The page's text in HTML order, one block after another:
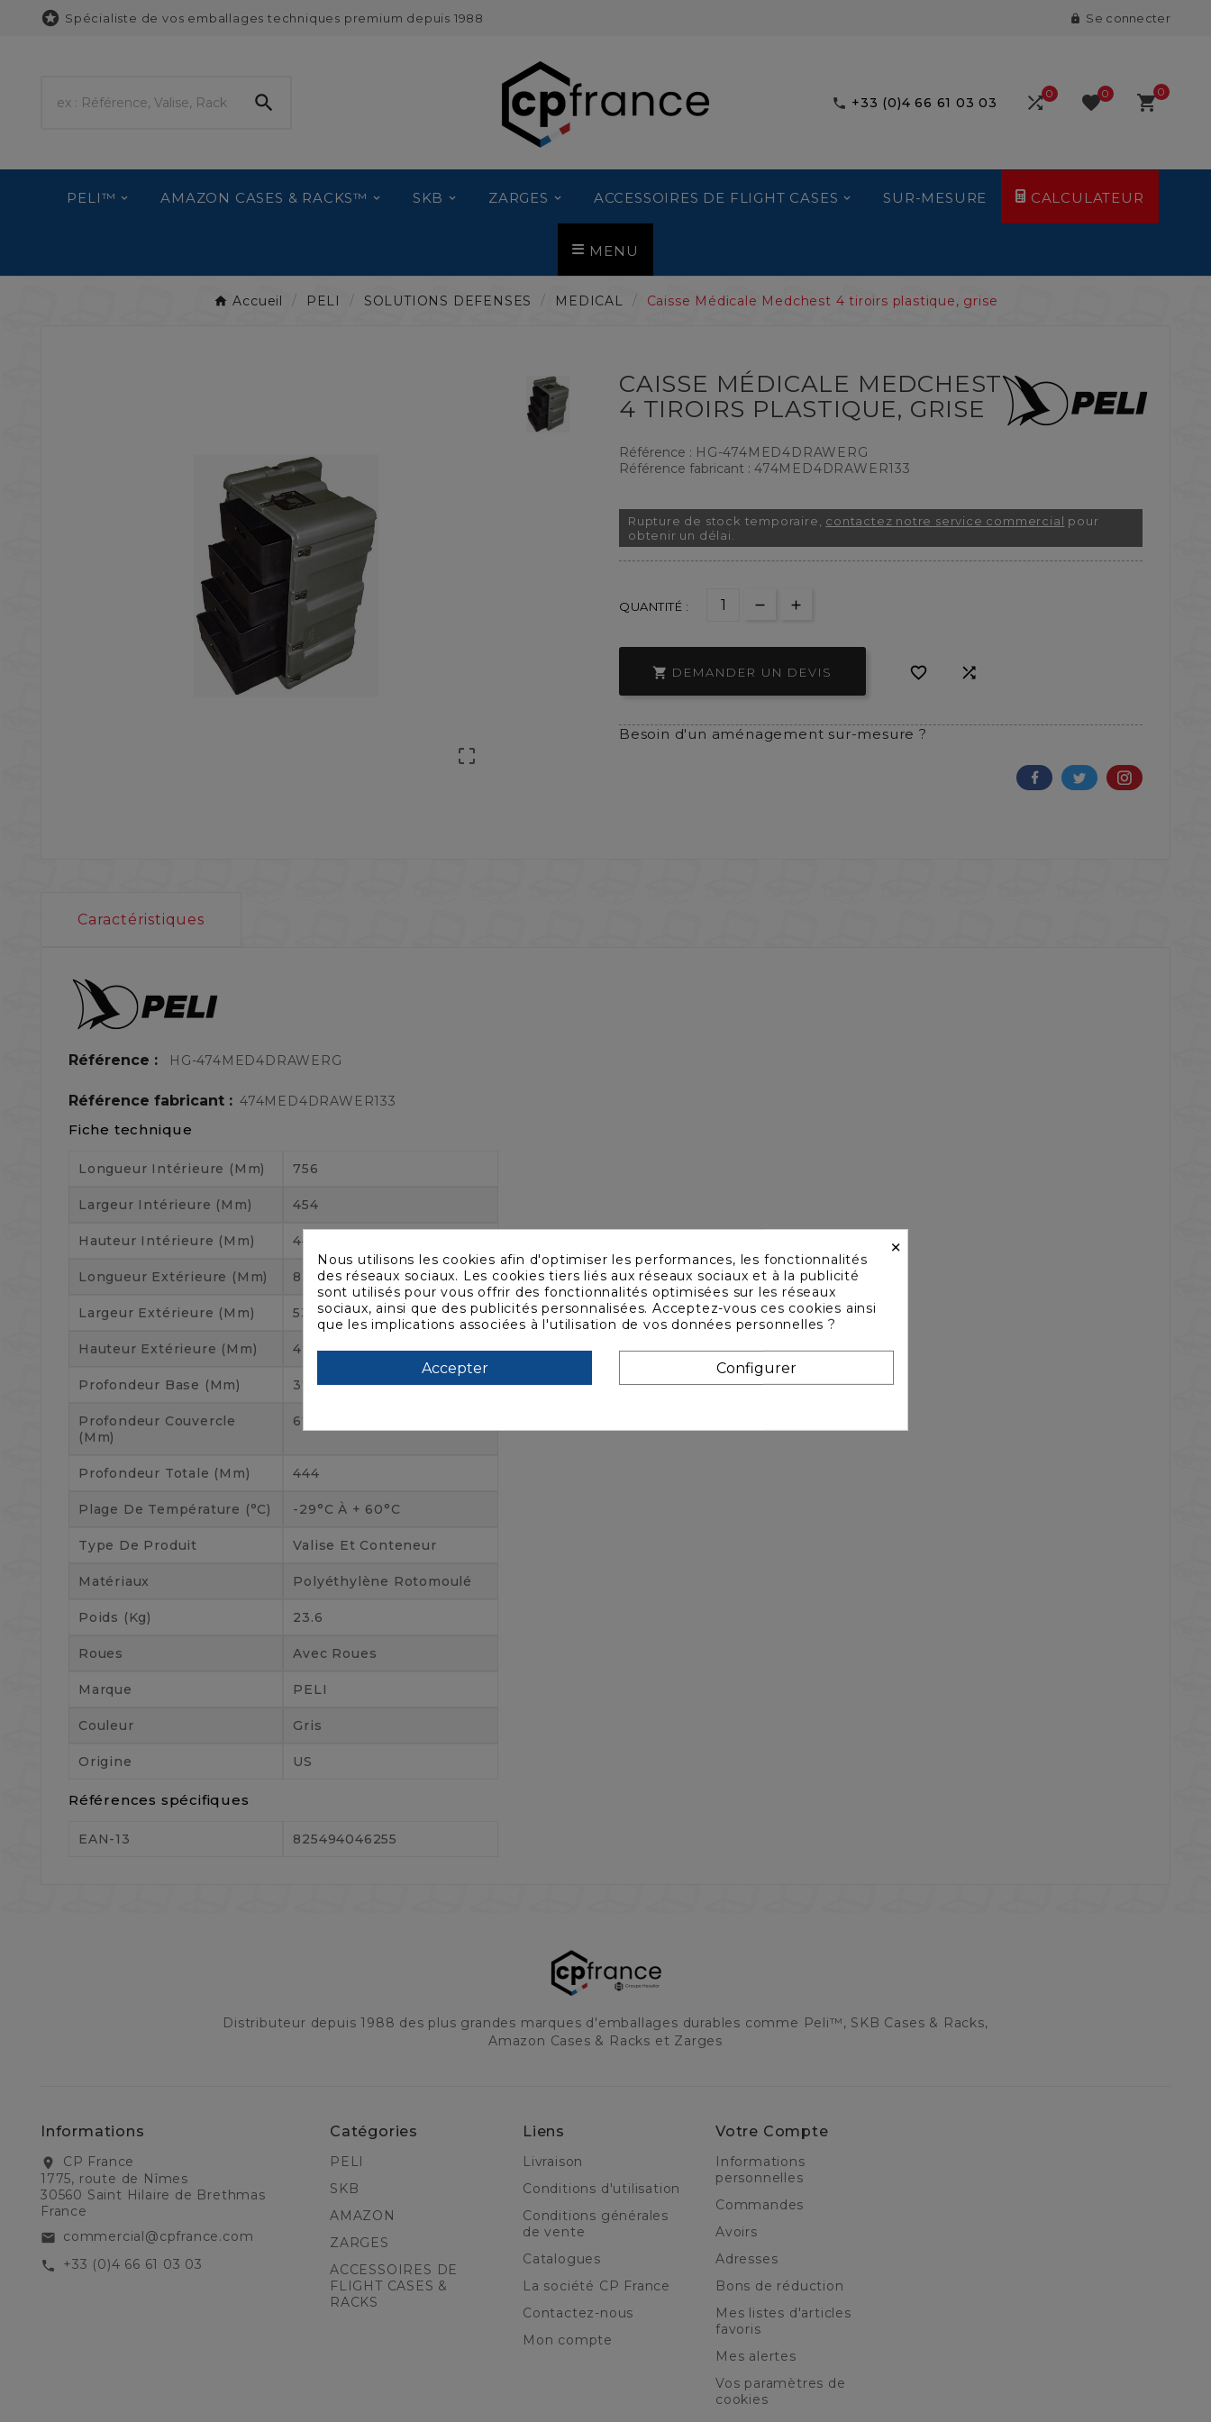
 Spécialiste de vos emballages techniques premium depuis 1988  Se connecter
  +33 (0)4 66 61 03 03 0 0 
0
PELI™ AMAZON CASES & RACKS™ SKB ZARGES ACCESSOIRES DE FLIGHT CASES SUR-MESURE CALCULATEUR
MENU
Accueil PELI SOLUTIONS DEFENSES MEDICAL Caisse Médicale Medchest 4 tiroirs plastique, grise

CAISSE MÉDICALE MEDCHEST
4 TIROIRS PLASTIQUE, GRISE
Référence : HG-474MED4DRAWERG
Référence fabricant : 474MED4DRAWER133
Rupture de stock temporaire, contactez notre service commercial pour
obtenir un délai.
QUANTITÉ :
 DEMANDER UN DEVIS  
Besoin d'un aménagement sur-mesure ?
Caractéristiques
Référence : HG-474MED4DRAWERG
Référence fabricant : 474MED4DRAWER133
Fiche technique
Longueur Intérieure (mm) 756
Largeur Intérieure (mm) 454
Hauteur Intérieure (mm) 444
Longueur Extérieure (mm) 832
Largeur Extérieure (mm) 530
Hauteur Extérieure (mm) 490
Profondeur Base (mm) 378
Profondeur Couvercle
(mm)
67
Profondeur Totale (mm) 444
Plage De Température (°C) -29°C À + 60°C
Type De Produit Valise Et Conteneur
Matériaux Polyéthylène Rotomoulé
Poids (kg) 23.6
Roues Avec Roues
Marque PELI
Couleur Gris
Origine US
Références spécifiques
EAN-13 825494046255
Distributeur depuis 1988 des plus grandes marques d'emballages durables comme Peli™, SKB Cases & Racks,
Amazon Cases & Racks et Zarges
Informations
location_on
CP France
1775, route de Nîmes
30560 Saint Hilaire de Brethmas
France
email commercial@cpfrance.com
call +33 (0)4 66 61 03 03
Catégories
PELI
SKB
AMAZON
ZARGES
ACCESSOIRES DE
FLIGHT CASES &
RACKS
Liens
Livraison
Conditions d'utilisation
Conditions générales
de vente
Catalogues
La société CP France
Contactez-nous
Mon compte
Votre Compte
Informations
personnelles
Commandes
Avoirs
Adresses
Bons de réduction
Mes listes d'articles
favoris
Mes alertes
Vos paramètres de
cookies
×
Nous utilisons les cookies afin d'optimiser les performances, les fonctionnalités
des réseaux sociaux. Les cookies tiers liés aux réseaux sociaux et à la publicité
sont utilisés pour vous offrir des fonctionnalités optimisées sur les réseaux
sociaux, ainsi que des publicités personnalisées. Acceptez-vous ces cookies ainsi
que les implications associées à l'utilisation de vos données personnelles ?
Accepter Configurer